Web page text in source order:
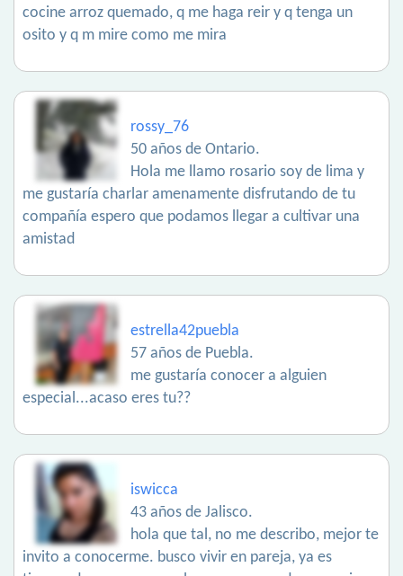
cocine arroz quemado, q me haga reir y q tenga un
osito y q m mire como me mira
rossy_76
50 años de Ontario.
Hola me llamo rosario soy de lima y
me gustaría charlar amenamente disfrutando de tu
compañía espero que podamos llegar a cultivar una
amistad
estrella42puebla
57 años de Puebla.
me gustaría conocer a alguien
especial...acaso eres tu??
iswicca
43 años de Jalisco.
hola que tal, no me describo, mejor te
invito a conocerme. busco vivir en pareja, ya es